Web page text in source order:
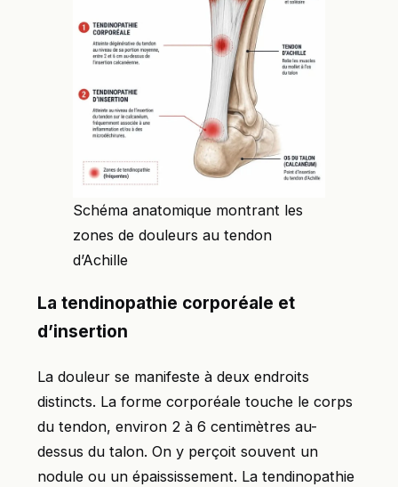
Schéma anatomique montrant les
zones de douleurs au tendon
d’Achille
La tendinopathie corporéale et
d’insertion
La douleur se manifeste à deux endroits
distincts. La forme corporéale touche le corps
du tendon, environ 2 à 6 centimètres au-
dessus du talon. On y perçoit souvent un
nodule ou un épaississement. La tendinopathie